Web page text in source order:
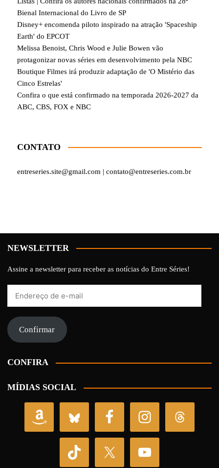
Bienal Internacional do Livro de SP
Disney+ encomenda piloto inspirado na atração 'Spaceship
Earth' do EPCOT
Melissa Benoist, Chris Wood e Julie Bowen vão
protagonizar novas séries em desenvolvimento pela NBC
Boutique Filmes irá produzir adaptação de 'O Mistério das
Cinco Estrelas'
Confira o que está confirmado na temporada 2026-2027 da
ABC, CBS, FOX e NBC
CONTATO
entreseries.site@gmail.com | contato@entreseries.com.br
NEWSLETTER
Assine a newsletter para receber as notícias do Entre Séries!
mail Confirmar
CONFIRA
MÍDIAS SOCIAL